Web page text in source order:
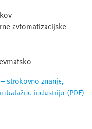
avtomatizacijske
strokovno znanje,
industrijo (PDF)